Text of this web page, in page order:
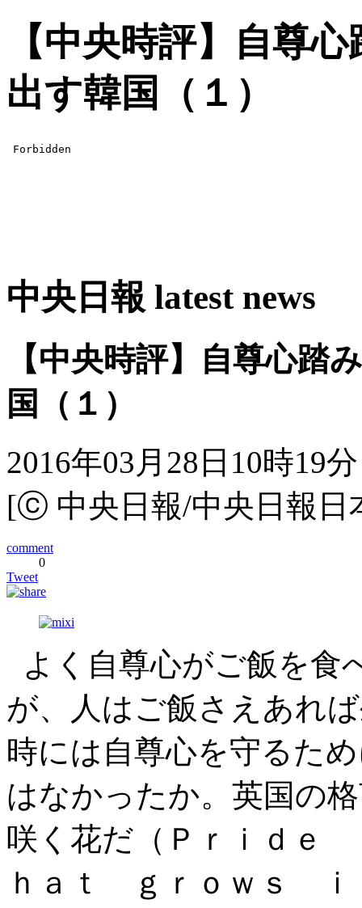
【中央時評】自尊
出す韓国（１）
中央日報 latest news
【中央時評】自尊心踏
国（１）
2016年03月28日10時19分
[ⓒ 中央日報/中央日報日
comment
0
Tweet
よく自尊心がご飯を食
が、人はご飯さえあれ
時には自尊心を守るた
はなかったか。英国の
咲く花だ（Ｐｒｉｄ
ｈａｔ ｇｒｏｗｓ